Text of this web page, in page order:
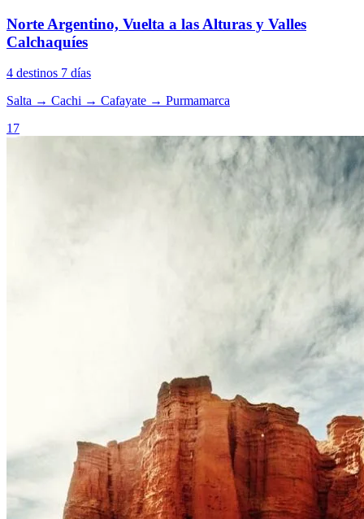
Norte Argentino, Vuelta a las Alturas y Valles
Calchaquíes
4 destinos 7 días
Salta → Cachi → Cafayate → Purmamarca
17